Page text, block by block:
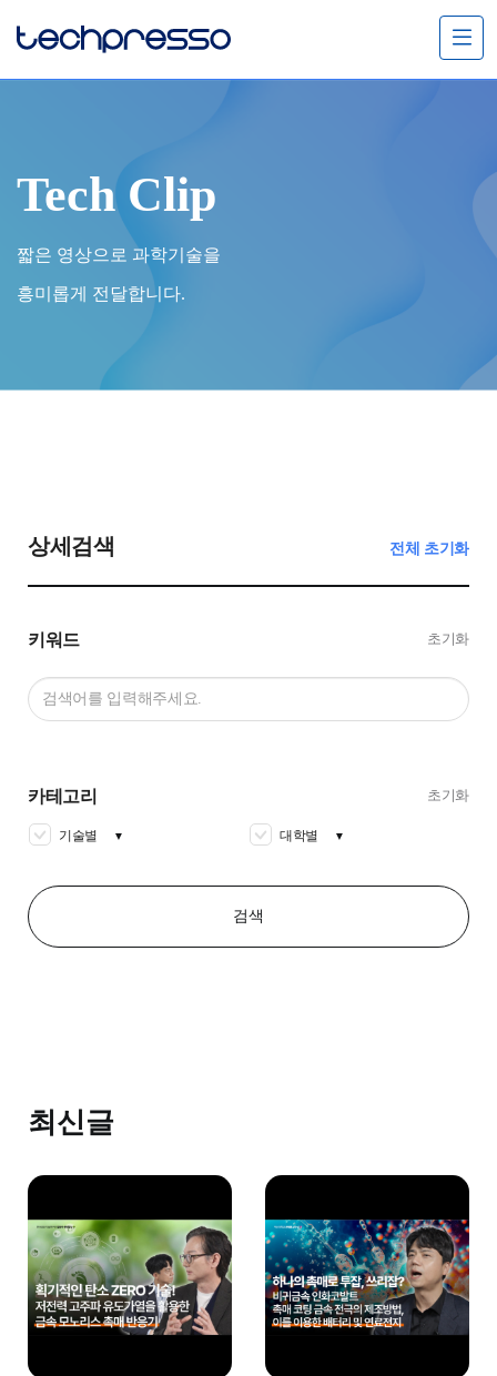
메
뉴
Tech Clip
짧은 영상으로 과학기술을
흥미롭게 전달합니다.
최신글
상세검색 전체 초기화
키워드 초기화
카테고리 초기화
기술별 ▼ 대학별 ▼
검색